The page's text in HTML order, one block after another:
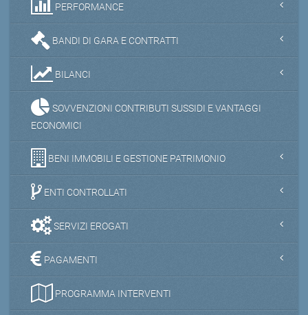
PERFORMANCE
BANDI DI GARA E CONTRATTI
BILANCI
SOVVENZIONI CONTRIBUTI SUSSIDI E VANTAGGI
ECONOMICI
BENI IMMOBILI E GESTIONE PATRIMONIO
ENTI CONTROLLATI
SERVIZI EROGATI
PAGAMENTI
PROGRAMMA INTERVENTI